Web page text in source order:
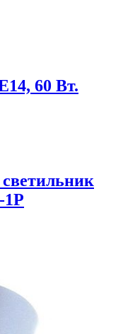
60 Вт.